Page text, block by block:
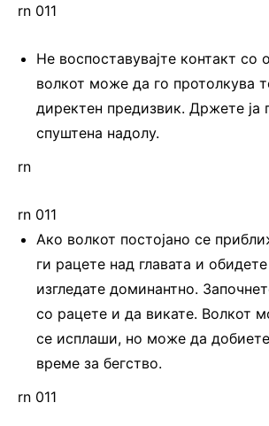
rn 011
Не воспоставувајте контакт со
волкот може да го протолкува
директен предизвик. Држете ја
спуштена надолу.
rn
rn 011
Ако волкот постојано се
ги рацете над главата и
изгледате доминантно.
со рацете и да викате. Волкот
се исплаши, но може да
време за бегство.
rn 011